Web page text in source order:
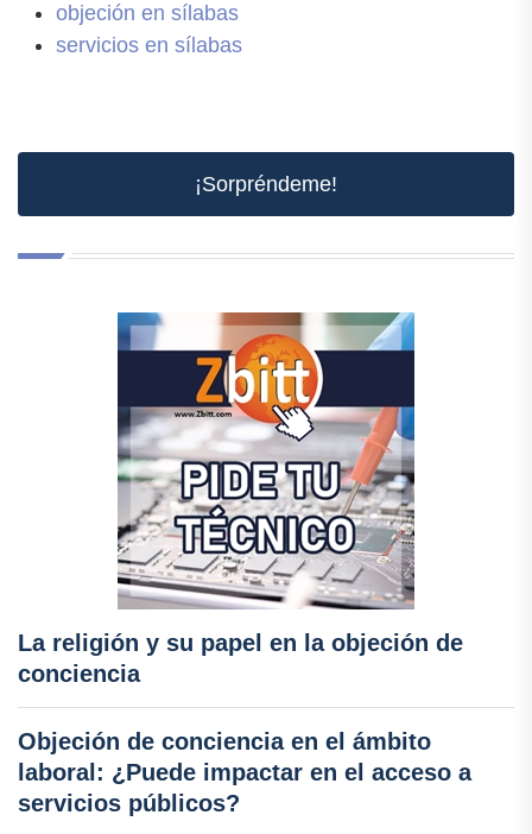
objeción en sílabas
servicios en sílabas
¡Sorpréndeme!
La religión y su papel en la objeción de
conciencia
Objeción de conciencia en el ámbito
laboral: ¿Puede impactar en el acceso a
servicios públicos?